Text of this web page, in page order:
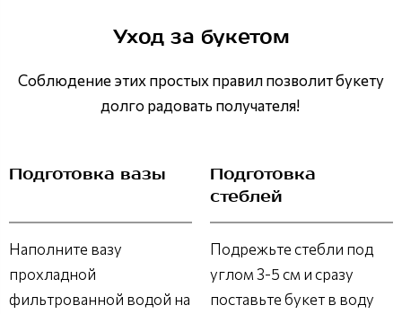
Уход за букетом
Соблюдение этих простых правил позволит букету
долго радовать получателя!
Подготовка вазы
Наполните вазу
прохладной
фильтрованной водой на
Подготовка
стеблей
Подрежьте стебли под
углом 3-5 см и сразу
поставьте букет в воду